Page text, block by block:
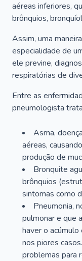
aéreas inferiores,
brônquios,
Assim, uma
especialidade de
ele previne,
respiratórias de
Entre as
pneumologista
Asma,
aéreas,
produção de
Bronquite
brônquios
sintomas como
Pneumonia,
pulmonar e que
haver o
nos piores
problemas para